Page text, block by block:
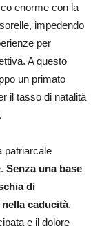
enorme con la
impedendo
per
A questo
un primato
il tasso di natalità
patriarcale
Senza una base
di
caducità.
e il dolore